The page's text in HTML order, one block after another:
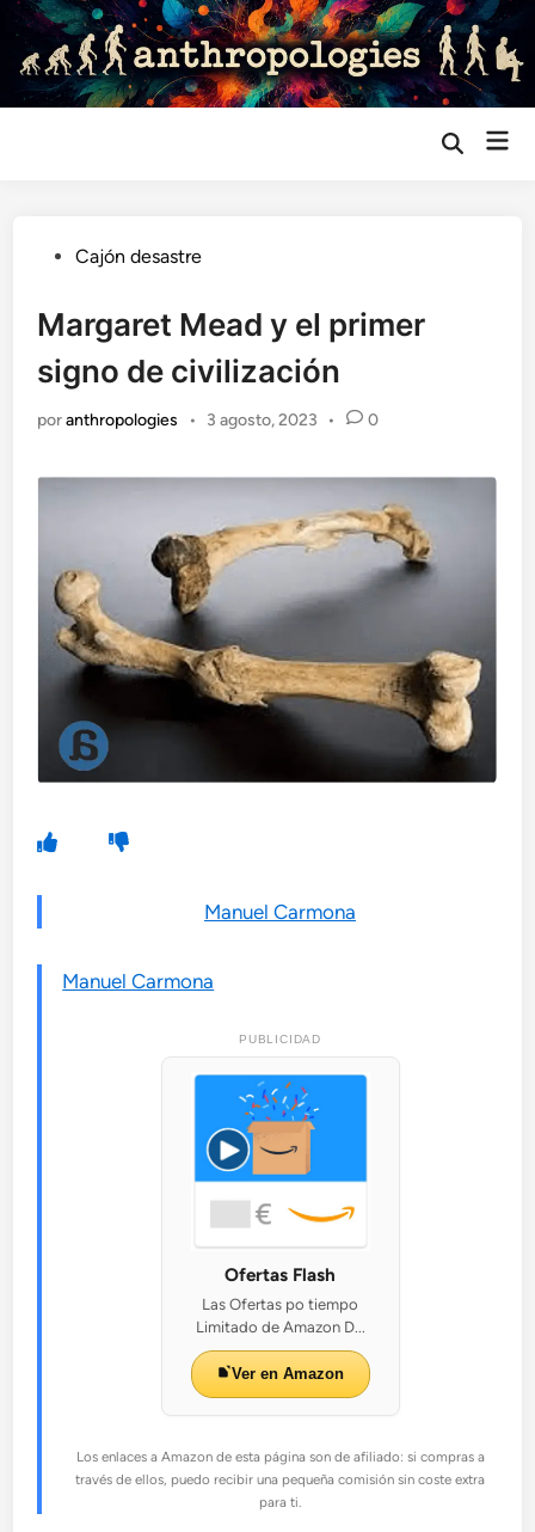
Saltar
contenido
Abrir
Publicado
Cajón desastre
Margaret Mead y el primer
signo de civilización
poranthropologies • 3 agosto, 2023 • 0
Manuel Carmona
Manuel Carmona
PUBLICIDAD
Ofertas Flash
Las Ofertas po tiempo
Limitado de Amazon D...
Ver en Amazon
Los enlaces a Amazon de esta página son de afiliado: si compras a
través de ellos, puedo recibir una pequeña comisión sin coste extra
para ti.